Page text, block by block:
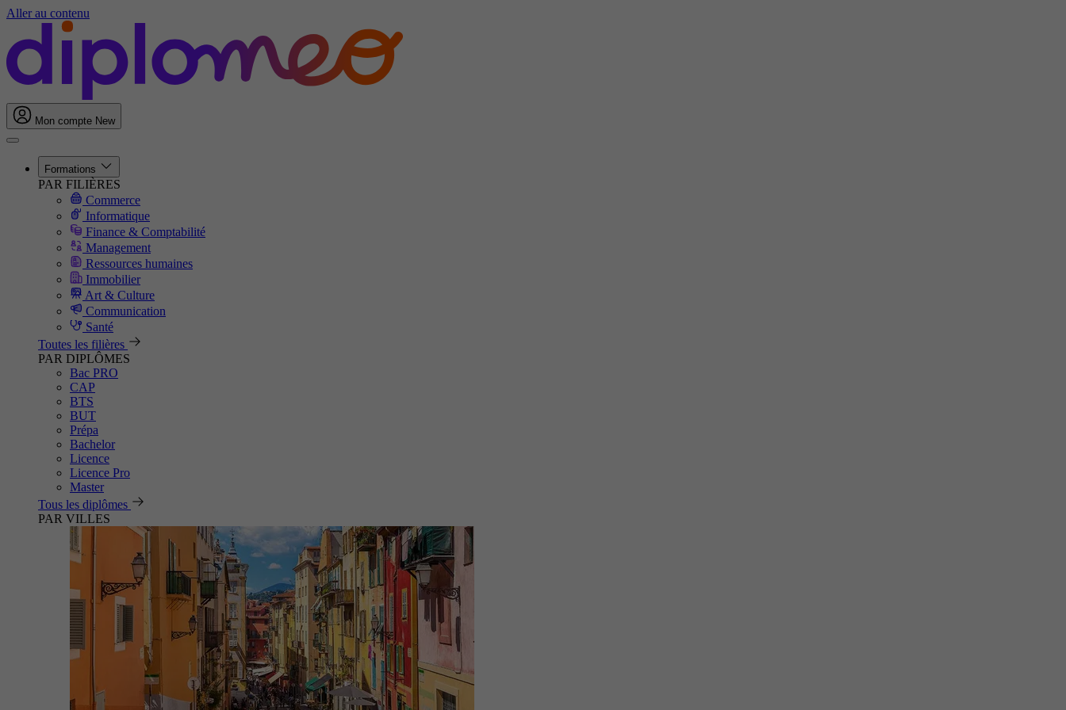
Aller au contenu
Mon compte New
Formations
PAR FILIÈRES
Commerce
Informatique
Finance & Comptabilité
Management
Ressources humaines
Immobilier
Art & Culture
Communication
Santé
Toutes les filières
PAR DIPLÔMES
Bac PRO
CAP
BTS
BUT
Prépa
Bachelor
Licence
Licence Pro
Master
Tous les diplômes
PAR VILLES